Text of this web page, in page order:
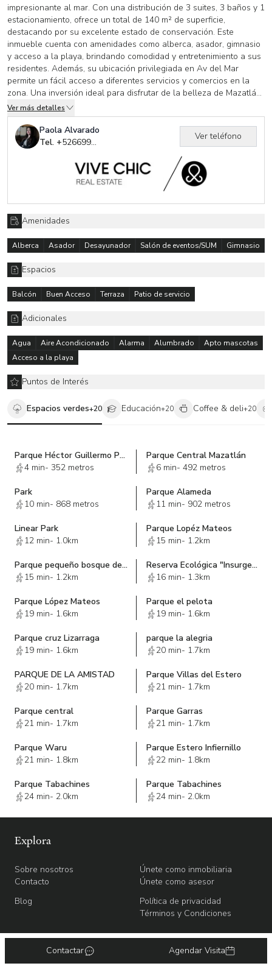
impresionante al mar. Con una distribución de 3 suites, 3 baños y 1
estacionamiento, ofrece un total de 140 m² de superficie,
destacando por su excelente estado de conservación. Este
inmueble cuenta con amenidades como alberca, asador, gimnasio
y acceso a la playa, brindando comodidad y entretenimiento a sus
residentes. Además, su ubicación privilegiada en Av del Mar
permite un fácil acceso a diferentes servicios y comercios en la
zona. Una inversión ideal para disfrutar de la belleza de Mazatlán
y vivir en un entorno de lujo y confort. ¡No pierdas la oportunidad
de conocer este exclusivo departamento! Precio: $10,557,376
MXN.
Ver más detalles
Paola Alvarado
Tel. +526699320239
Ver teléfono
Amenidades
Alberca Asador Desayunador Salón de eventos/SUM Gimnasio
Espacios
Balcón Buen Acceso Terraza Patio de servicio
Adicionales
Agua Aire Acondicionado Alarma Alumbrado
Apto mascotas
Acceso a la playa
Puntos de Interés
Espacios verdes+20 Educación+20 Coffee & deli+20
Parque Héctor Guillermo Peña Tamayo
4 min- 352 metros
Parque Central Mazatlán
6 min- 492 metros
Park
10 min- 868 metros
Parque Alameda
11 min- 902 metros
Linear Park
12 min- 1.0km
Parque Lopéz Mateos
15 min- 1.2km
Parque pequeño bosque de Mazatlán
15 min- 1.2km
Reserva Ecológica "Insurgentes"
16 min- 1.3km
Parque López Mateos
19 min- 1.6km
Parque el pelota
19 min- 1.6km
Parque cruz Lizarraga
19 min- 1.6km
parque la alegria
20 min- 1.7km
PARQUE DE LA AMISTAD
20 min- 1.7km
Parque Villas del Estero
21 min- 1.7km
Parque central
21 min- 1.7km
Parque Garras
21 min- 1.7km
Parque Waru
21 min- 1.8km
Parque Estero Infiernillo
22 min- 1.8km
Parque Tabachines
24 min- 2.0km
Parque Tabachines
24 min- 2.0km
Contactar Agendar Visita
Explora
Sobre nosotros
Contacto
Únete como inmobiliaria
Únete como asesor
Blog
Política de privacidad
Términos y Condiciones